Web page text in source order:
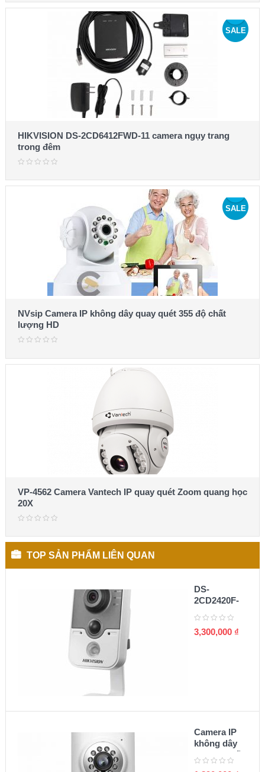
SALE
HIKVISION DS-2CD6412FWD-11 camera ngụy trang
trong đêm
SALE
NVsip Camera IP không dây quay quét 355 độ chất
lượng HD
VP-4562 Camera Vantech IP quay quét Zoom quang học
20X
TOP SẢN PHẨM LIÊN QUAN
DS-
2CD2420F-
cube IP 2MP
3,300,000 ₫
Camera IP
không dây
Zmodo chất
lượng 720p